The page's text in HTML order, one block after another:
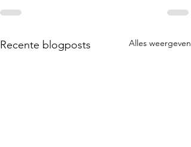
Recente blogposts Alles weergeven